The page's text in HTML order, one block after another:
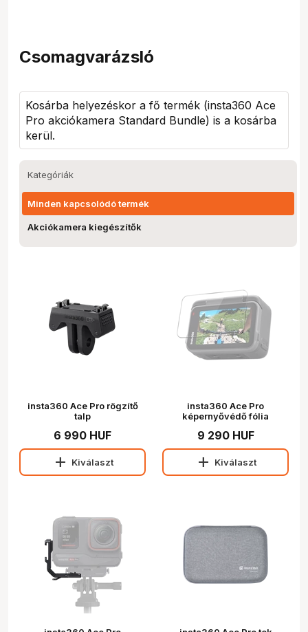
Csomagvarázsló
Kosárba helyezéskor a fő termék (insta360 Ace
Pro akciókamera Standard Bundle) is a kosárba
kerül.
Kategóriák
Minden kapcsolódó termék
Akciókamera kiegészítők
insta360 Ace Pro rögzítő
talp
6 990 HUF
add Kiválaszt
insta360 Ace Pro
képernyővédő fólia
9 290 HUF
add Kiválaszt